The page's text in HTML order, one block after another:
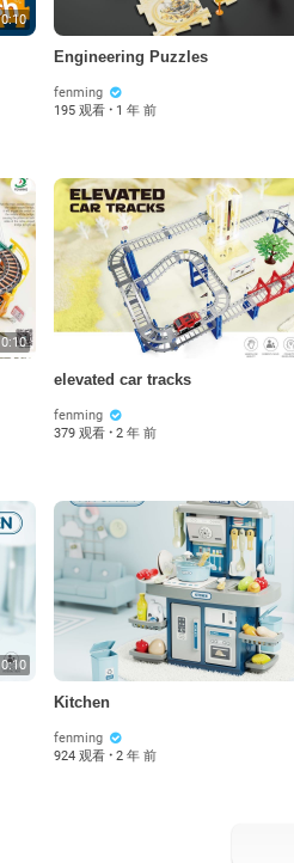
0:10
Engineering Puzzles
fenming
195 观看 · 1 年 前
0:10
elevated car tracks
fenming
379 观看 · 2 年 前
0:10
Kitchen
fenming
924 观看 · 2 年 前